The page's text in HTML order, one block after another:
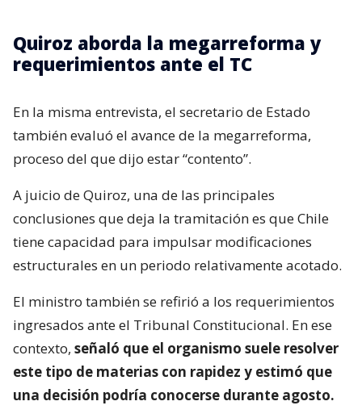
Quiroz aborda la megarreforma y
requerimientos ante el TC
En la misma entrevista, el secretario de Estado
también evaluó el avance de la megarreforma,
proceso del que dijo estar “contento”.
A juicio de Quiroz, una de las principales
conclusiones que deja la tramitación es que Chile
tiene capacidad para impulsar modificaciones
estructurales en un periodo relativamente acotado.
El ministro también se refirió a los requerimientos
ingresados ante el Tribunal Constitucional. En ese
contexto, señaló que el organismo suele resolver
este tipo de materias con rapidez y estimó que
una decisión podría conocerse durante agosto.